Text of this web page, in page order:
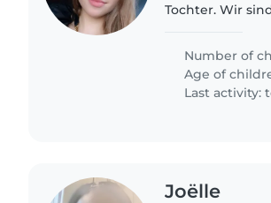
Tochter. Wir
Geduld und
Number of
Age of
Last activity:
Joëlle